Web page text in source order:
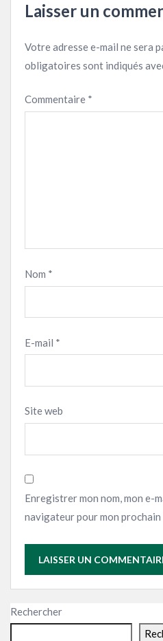
Laisser un
Votre adresse e-mail ne sera
obligatoires sont indiqués
Commentaire *
Nom *
E-mail *
Site web
Enregistrer mon nom, mon e-
navigateur pour mon prochain
Rechercher